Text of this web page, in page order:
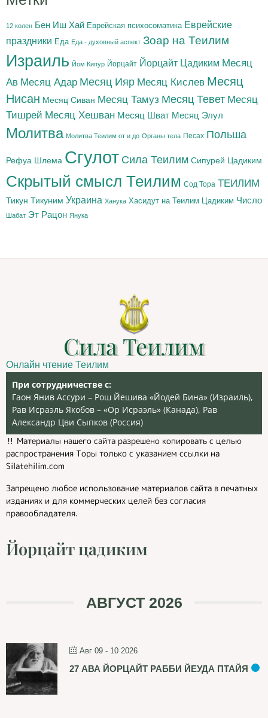
12 колен Бен Иш Хай Еврейская психосоматика Еврейские
праздники Еда Еда - духовный аспект Зоар на Теилим
Израиль Йом Кипур Йорцайт Йорцайт Цадиким Месяц
Ав Месяц Адар Месяц Ияр Месяц Кислев Месяц
Нисан Месяц Сиван Месяц Тамуз Месяц Тевет Месяц
Тишрей Месяц Хешван Месяц Шват Месяц Элул
Молитва Молитва Теилим от и до Органы тела Песах Польша
Рефуа Шлема Сгулот Сила Теилим Сипурей Цадиким
Скрытый смысл Теилим Сод Тора ТЕИЛИМ
Тикун Тикуним Украина Ханука Хасидут на Теилим Цадиким Число
Шабат Эт Рацон Янука
Сила Теилим
Онлайн чтение Теилим
При сотрудничестве с:
Гаон Янив Ассури – Рош Йешива «Йодей Бина» (Израиль),
Рав Исраэль Якобов – «Ор Исраэль» (Канада), Рав
Александр Цви Сыпков (Россия)
‼️ Материалы нашего сайта разрешено копировать с целью
распространения Торы только с указанием ссылки на
Silatehilim.com
Запрещено любое использование материалов сайта в печатных
изданиях и для коммерческих целей без согласия
правообладателя.
Йорцайт цадиким
АВГУСТ 2026
Авг 09 - 10 2026
27 АВА ЙОРЦАЙТ РАББИ ЙЕУДА ПТАЙЯ